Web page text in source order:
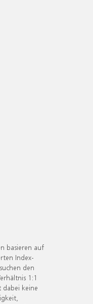
basieren auf
Index-
den
1:1
dabei keine